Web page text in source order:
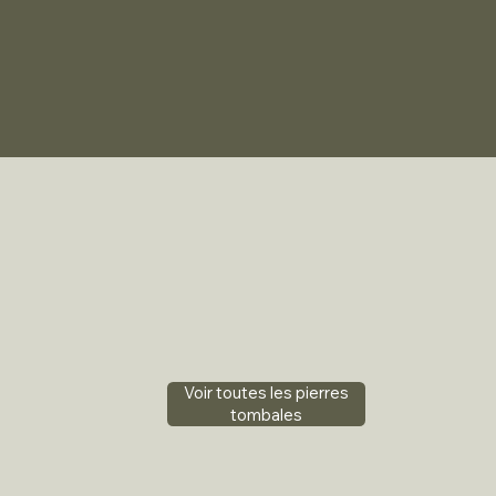
Voir toutes les pierres
tombales